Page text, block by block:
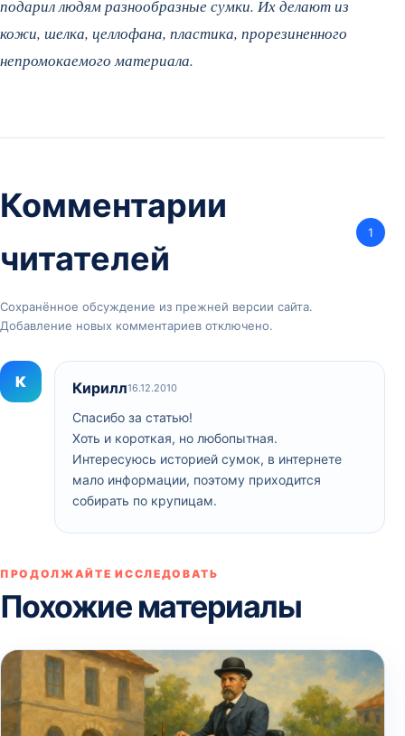
подарил людям разнообразные сумки. Их делают из
кожи, шелка, целлофана, пластика, прорезиненного
непромокаемого материала.
Комментарии
читателей
1
Сохранённое обсуждение из прежней версии сайта.
Добавление новых комментариев отключено.
К Кирилл16.12.2010
Спасибо за статью!
Хоть и короткая, но любопытная.
Интересуюсь историей сумок, в интернете
мало информации, поэтому приходится
собирать по крупицам.
ПРОДОЛЖАЙТЕ ИССЛЕДОВАТЬ
Похожие материалы